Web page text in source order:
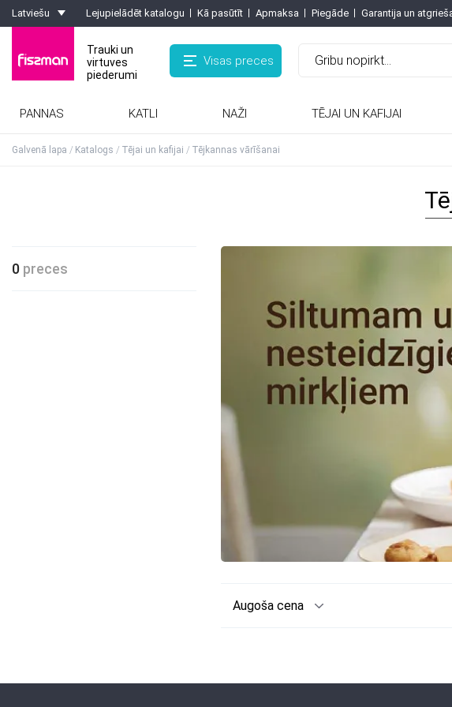
Latviešu Lejupielādēt katalogu Kā pasūtīt Apmaksa Piegāde Garantija un
Trauki un
virtuves
piederumi
Visas preces
PANNAS KATLI NAŽI TĒJAI UN KAFIJAI
Galvenā lapa Katalogs Tējai un kafijai Tējkannas vārīšanai
0 preces
Augoša cena